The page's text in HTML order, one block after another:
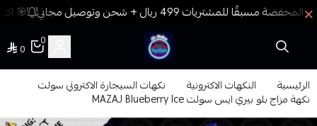
🎯
فيب المدينة
0
0
الرئيسية النكهات الاكترونية نكهات السيجارة الاكتروني سولت
نكهة مزاج بلو بيري ايس سولت MAZAJ Blueberry Ice